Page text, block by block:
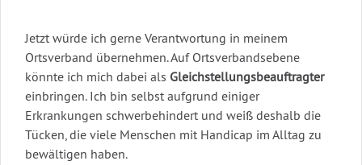
Jetzt würde ich gerne Verantwortung in meinem
Ortsverband übernehmen. Auf Ortsverbandsebene
könnte ich mich dabei als Gleichstellungsbeauftragter
einbringen. Ich bin selbst aufgrund einiger
Erkrankungen schwerbehindert und weiß deshalb die
Tücken, die viele Menschen mit Handicap im Alltag zu
bewältigen haben.